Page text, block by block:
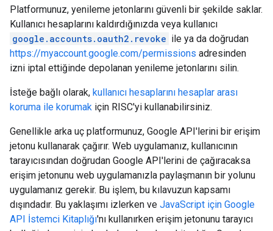
Platformunuz, yenileme jetonlarını güvenli bir şekilde saklar.
Kullanıcı hesaplarını kaldırdığınızda veya kullanıcı
google.accounts.oauth2.revoke ile ya da doğrudan
https://myaccount.google.com/permissions adresinden
izni iptal ettiğinde depolanan yenileme jetonlarını silin.
İsteğe bağlı olarak, kullanıcı hesaplarını hesaplar arası
koruma ile korumak için RISC'yi kullanabilirsiniz.
Genellikle arka uç platformunuz, Google API'lerini bir erişim
jetonu kullanarak çağırır. Web uygulamanız, kullanıcının
tarayıcısından doğrudan Google API'lerini de çağıracaksa
erişim jetonunu web uygulamanızla paylaşmanın bir yolunu
uygulamanız gerekir. Bu işlem, bu kılavuzun kapsamı
dışındadır. Bu yaklaşımı izlerken ve JavaScript için Google
API İstemci Kitaplığı'nı kullanırken erişim jetonunu tarayıcı